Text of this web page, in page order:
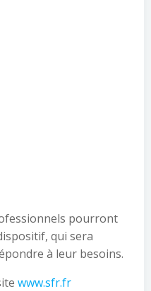
pourront
qui sera
à leur besoins.
www.sfr.fr